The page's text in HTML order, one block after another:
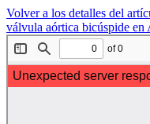
Volver a los detalles del
válvula aórtica bicúspide en